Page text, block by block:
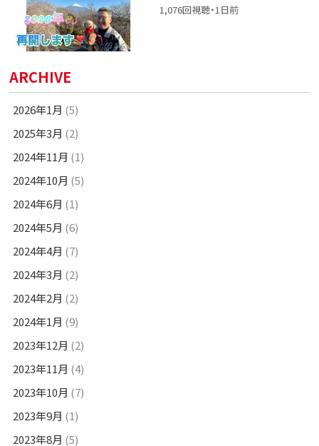
1,076回視聴・1日前
ARCHIVE
2026年1月 (5)
2025年3月 (2)
2024年11月 (1)
2024年10月 (5)
2024年6月 (1)
2024年5月 (6)
2024年4月 (7)
2024年3月 (2)
2024年2月 (2)
2024年1月 (9)
2023年12月 (2)
2023年11月 (4)
2023年10月 (7)
2023年9月 (1)
2023年8月 (5)